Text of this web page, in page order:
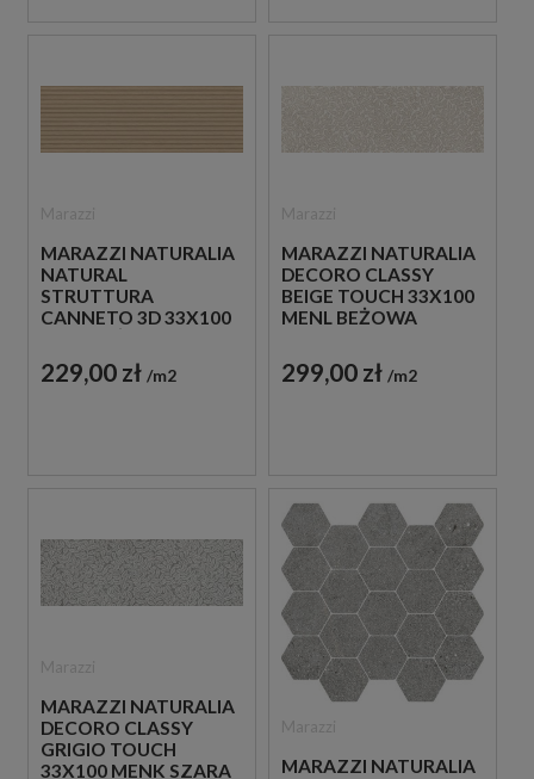
MARAZZI NATURALIA
NATURAL
STRUTTURA
CANNETO 3D 33X100
PŁYTKA ŚCIENNA
DREWNOPODOBNA
229,00 zł m2
MARAZZI NATURALIA
DECORO CLASSY
BEIGE TOUCH 33X100
MENL BEŻOWA
DEKORACYJNA
299,00 zł m2
MARAZZI NATURALIA
DECORO CLASSY
GRIGIO TOUCH
33X100 MENK SZARA
MARAZZI NATURALIA